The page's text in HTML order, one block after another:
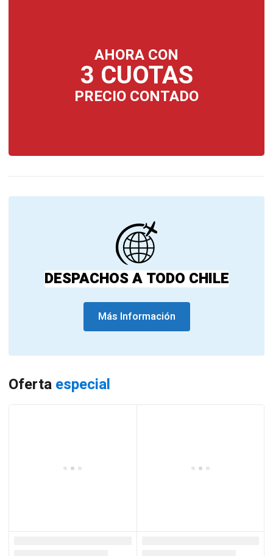
AHORA CON
3 CUOTAS
PRECIO CONTADO
DESPACHOS A TODO CHILE
Más Información
Oferta especial